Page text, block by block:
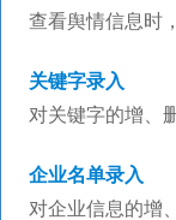
查看舆情信息时
关键字录入
对关键字的增、
企业名单录入
对企业信息的增